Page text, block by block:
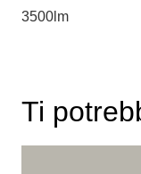
3500lm
Ti